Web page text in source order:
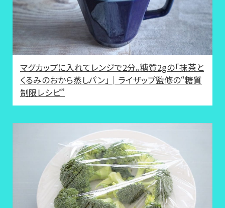
マグカップに入れてレンジで2分。糖質2gの「抹茶と
くるみのおから蒸しパン」│ライザップ監修の“糖質
制限レシピ”